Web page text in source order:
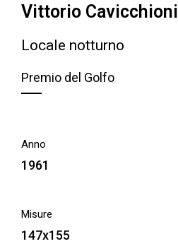
Vittorio Cavicchioni
Locale notturno
Premio del Golfo
Anno
1961
Misure
147x155